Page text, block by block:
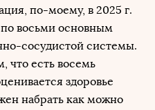
по-моему, в 2025 г.
восьми основным
сосудистой системы.
что есть восемь
здоровье
набрать как можно